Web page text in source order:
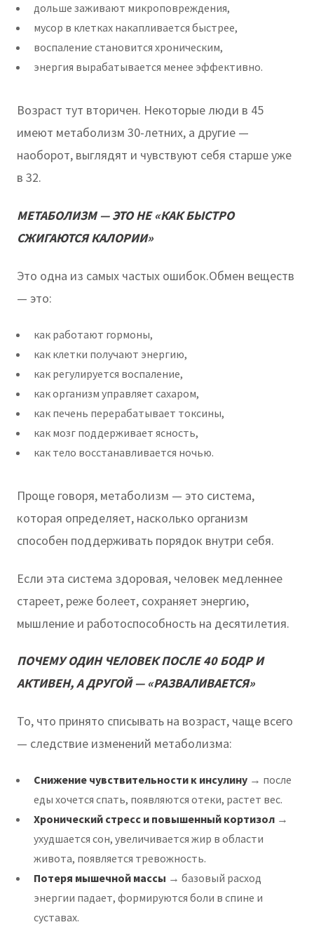
дольше заживают микроповреждения,
мусор в клетках накапливается быстрее,
воспаление становится хроническим,
энергия вырабатывается менее эффективно.
Возраст тут вторичен. Некоторые люди в 45
имеют метаболизм 30-летних, а другие —
наоборот, выглядят и чувствуют себя старше уже
в 32.
МЕТАБОЛИЗМ — ЭТО НЕ «КАК БЫСТРО
СЖИГАЮТСЯ КАЛОРИИ»
Это одна из самых частых ошибок.Обмен веществ
— это:
как работают гормоны,
как клетки получают энергию,
как регулируется воспаление,
как организм управляет сахаром,
как печень перерабатывает токсины,
как мозг поддерживает ясность,
как тело восстанавливается ночью.
Проще говоря, метаболизм — это система,
которая определяет, насколько организм
способен поддерживать порядок внутри себя.
Если эта система здоровая, человек медленнее
стареет, реже болеет, сохраняет энергию,
мышление и работоспособность на десятилетия.
ПОЧЕМУ ОДИН ЧЕЛОВЕК ПОСЛЕ 40 БОДР И
АКТИВЕН, А ДРУГОЙ — «РАЗВАЛИВАЕТСЯ»
То, что принято списывать на возраст, чаще всего
— следствие изменений метаболизма:
Снижение чувствительности к инсулину → после
еды хочется спать, появляются отеки, растет вес.
Хронический стресс и повышенный кортизол →
ухудшается сон, увеличивается жир в области
живота, появляется тревожность.
Потеря мышечной массы → базовый расход
энергии падает, формируются боли в спине и
суставах.